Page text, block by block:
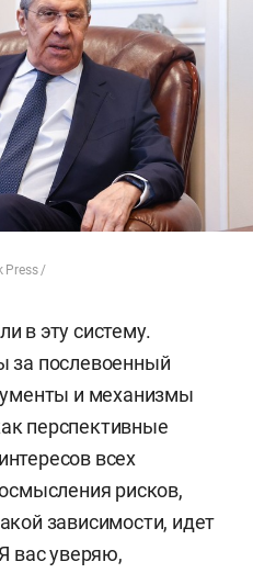
Press /
в эту систему.
за послевоенный
и механизмы
перспективные
всех
рисков,
зависимости, идет
вас уверяю,